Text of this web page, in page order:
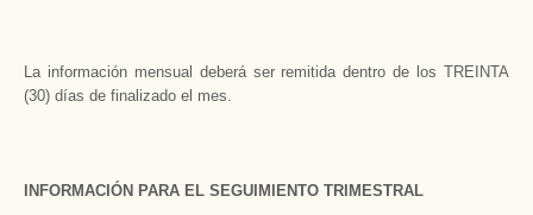
La información mensual deberá ser remitida dentro de los TREINTA
(30) días de finalizado el mes.
INFORMACIÓN PARA EL SEGUIMIENTO TRIMESTRAL